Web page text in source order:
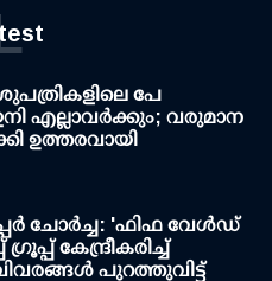
പേ
എല്ലാവര്‍ക്കും; വരുമാന
ഉത്തരവായി
ചോര്‍ച്ച: 'ഫിഫ വേള്‍ഡ്
കേന്ദ്രീകരിച്ച്
പുറത്തുവിട്ട്